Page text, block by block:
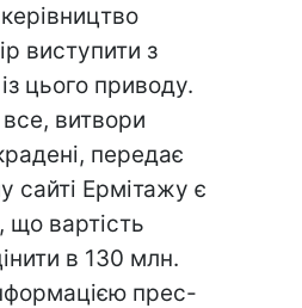
виступити з
цього приводу.
витвори
передає
сайті Ермітажу є
що вартість
в 130 млн.
прес-